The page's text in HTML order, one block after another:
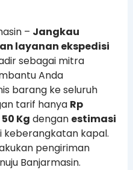
– Jangkau
layanan ekspedisi
sebagai mitra
Anda
barang ke seluruh
tarif hanya Rp
50 Kg dengan estimasi
keberangkatan kapal.
pengiriman
Banjarmasin.